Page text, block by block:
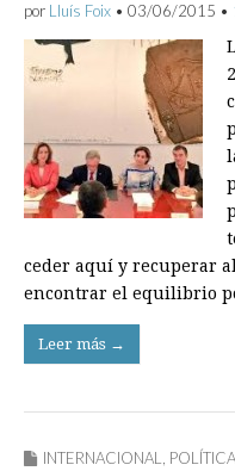
por Lluís Foix • 03/06/2015 •
ceder aquí y recuperar
encontrar el equilibrio
Leer más →
INTERNACIONAL POLÍTICA